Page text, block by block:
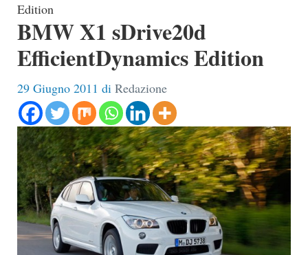
Edition
BMW X1 sDrive20d
EfficientDynamics Edition
29 Giugno 2011 di Redazione